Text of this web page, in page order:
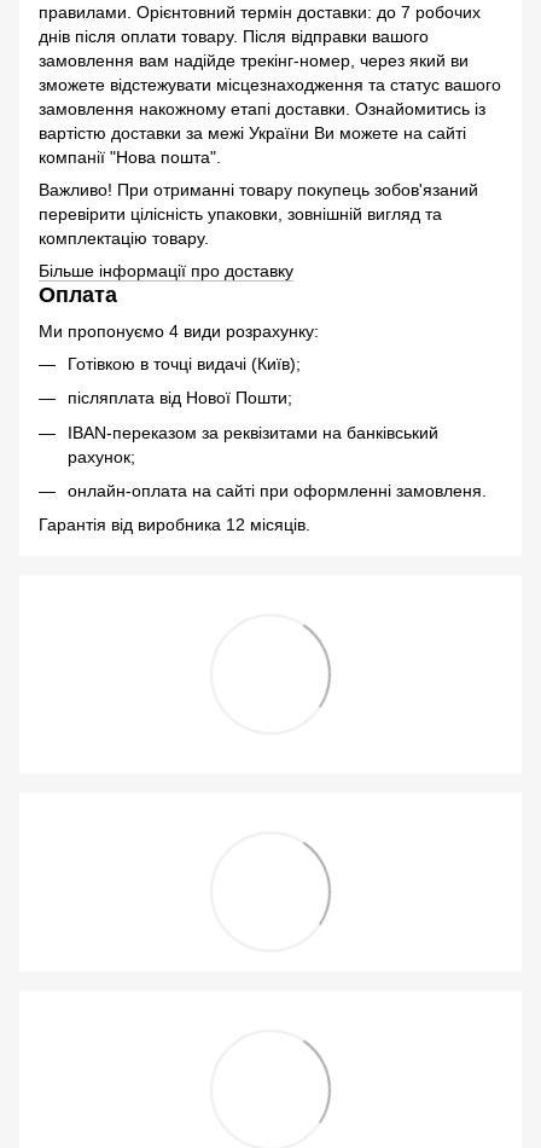
правилами. Орієнтовний термін доставки: до 7 робочих
днів після оплати товару. Після відправки вашого
замовлення вам надійде трекінг-номер, через який ви
зможете відстежувати місцезнаходження та статус вашого
замовлення накожному етапі доставки. Ознайомитись із
вартістю доставки за межі України Ви можете на сайті
компанії "Нова пошта".
Важливо! При отриманні товару покупець зобов'язаний
перевірити цілісність упаковки, зовнішній вигляд та
комплектацію товару.
Більше інформації про доставку
Оплата
Ми пропонуємо 4 види розрахунку:
Готівкою в точці видачі (Київ);
післяплата від Нової Пошти;
IBAN-переказом за реквізитами на банківський
рахунок;
онлайн-оплата на сайті при оформленні замовленя.
Гарантія від виробника 12 місяців.